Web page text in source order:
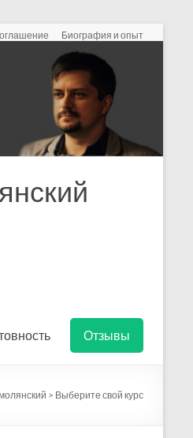
Биография и опыт
Отзывы
> Выберите свой курс